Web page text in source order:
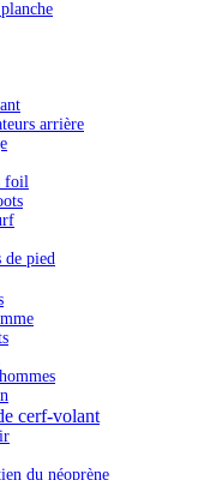
arrière
foil
de pied
cerf-volant
du néoprène